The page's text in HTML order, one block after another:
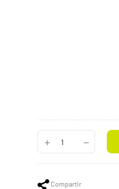
Compartir